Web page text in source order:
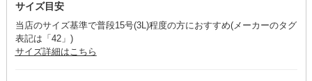
サイズ目安
当店のサイズ基準で普段15号(3L)程度の方におすすめ(メーカーのタグ
表記は「42」)
サイズ詳細はこちら